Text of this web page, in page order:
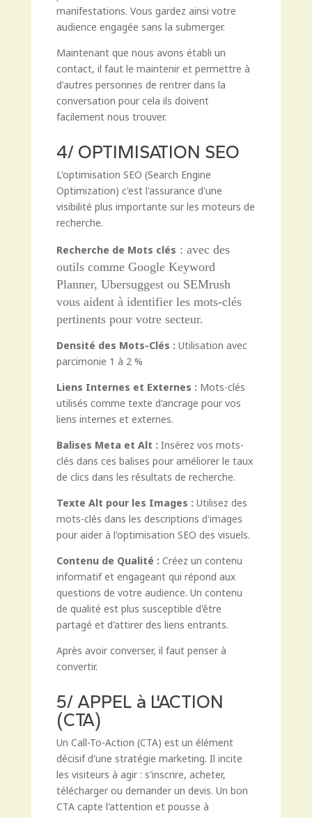
manifestations. Vous gardez ainsi votre
audience engagée sans la submerger.
Maintenant que nous avons établi un
contact, il faut le maintenir et permettre à
d'autres personnes de rentrer dans la
conversation pour cela ils doivent
facilement nous trouver.
4/ OPTIMISATION SEO
L'optimisation SEO (Search Engine
Optimization) c'est l'assurance d'une
visibilité plus importante sur les moteurs de
recherche.
Recherche de Mots clés : avec des
outils comme Google Keyword
Planner, Ubersuggest ou SEMrush
vous aident à identifier les mots-clés
pertinents pour votre secteur.
Densité des Mots-Clés : Utilisation avec
parcimonie 1 à 2 %
Liens Internes et Externes : Mots-clés
utilisés comme texte d'ancrage pour vos
liens internes et externes.
Balises Meta et Alt : Insérez vos mots-
clés dans ces balises pour améliorer le taux
de clics dans les résultats de recherche.
Texte Alt pour les Images : Utilisez des
mots-clés dans les descriptions d'images
pour aider à l'optimisation SEO des visuels.
Contenu de Qualité : Créez un contenu
informatif et engageant qui répond aux
questions de votre audience. Un contenu
de qualité est plus susceptible d’être
partagé et d’attirer des liens entrants.
Après avoir converser, il faut penser à
convertir.
5/ APPEL à L'ACTION
(CTA)
Un Call-To-Action (CTA) est un élément
décisif d’une stratégie marketing. Il incite
les visiteurs à agir : s’inscrire, acheter,
télécharger ou demander un devis. Un bon
CTA capte l’attention et pousse à